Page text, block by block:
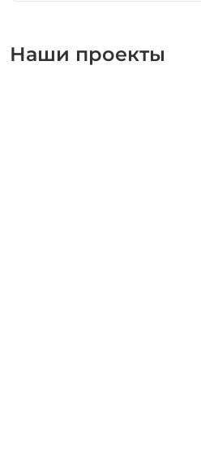
Наши проекты